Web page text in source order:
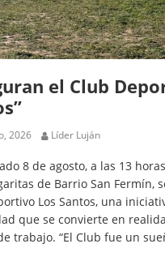
el Club
2026 Líder Luján
8 de agosto, a las 13
de Barrio San Fermín,
Los Santos, una
que se convierte en
trabajo. “El Club fue un